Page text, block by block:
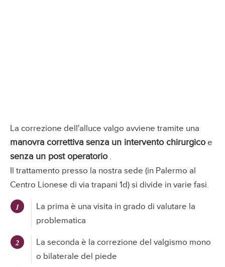
La correzione dell'alluce valgo avviene tramite una
manovra correttiva senza un intervento chirurgicoe
senza un post operatorio.
Il trattamento presso la nostra sede (in Palermo al
Centro Lionese di via trapani 1d) si divide in varie fasi.
La prima è una visita in grado di valutare la
problematica
La seconda è la correzione del valgismo mono
o bilaterale del piede